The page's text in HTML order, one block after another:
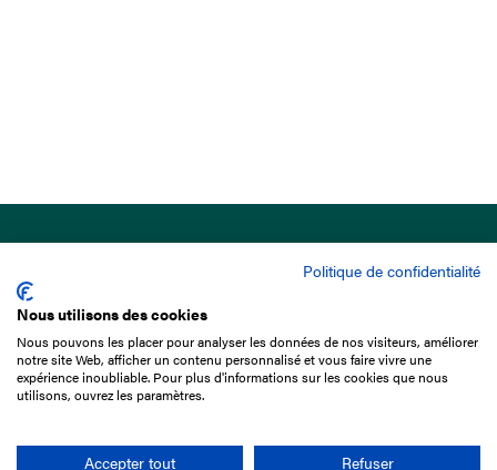
15 Boulevard de Douaumont
75017 Paris
01 49 10 20 29
Rechercher
Politique de confidentialité
Nous utilisons des cookies
Nous pouvons les placer pour analyser les données de nos visiteurs, améliorer
notre site Web, afficher un contenu personnalisé et vous faire vivre une
expérience inoubliable. Pour plus d'informations sur les cookies que nous
utilisons, ouvrez les paramètres.
Accepter tout
Refuser